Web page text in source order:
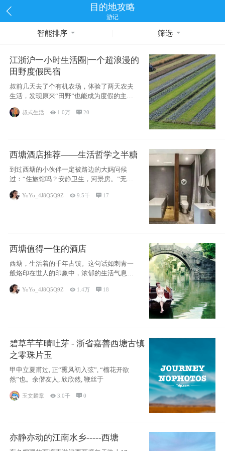
目的地攻略
游记
智能排序 筛选
江浙沪一小时生活圈|一个超浪漫的
田野度假民宿
叔前几天去了个有机农场，体验了两天农夫
生活，发现原来“田野”也能成为度假的主旋
律。江
叔式生活  1.0万 20
西塘酒店推荐——生活哲学之半糖
到过西塘的小伙伴一定被路边的大妈问候
过：“住旅馆吗？安静卫生，河景房。”无意
YoYo_4J8Q5Q9Z 9.5千  17
西塘值得一住的酒店
西塘，生活着的千年古镇。这句话如刺青一
般烙印在世人的印象中，浓郁的生活气息，
小桥流水
YoYo_4J8Q5Q9Z  1.4万  18
碧草芊芊晴吐芽 - 浙省嘉善西塘古镇
之零珠片玉
甲申立夏甫过, 正“熏风初入弦”, “榴花开欲
然”也。余偕友人, 欣欣然, 鞭丝于
玉文麟章  3.0千 0
亦静亦动的江南水乡-----西塘